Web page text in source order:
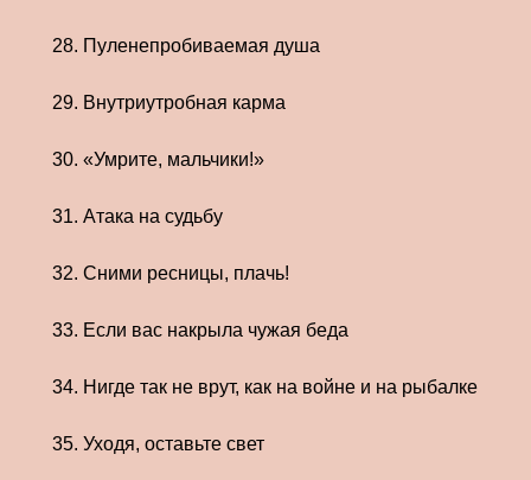
28. Пуленепробиваемая душа
29. Внутриутробная карма
30. «Умрите, мальчики!»
31. Атака на судьбу
32. Сними ресницы, плачь!
33. Если вас накрыла чужая беда
34. Нигде так не врут, как на войне и на рыбалке
35. Уходя, оставьте свет